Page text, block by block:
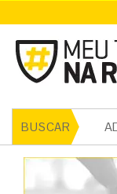
BUSCAR